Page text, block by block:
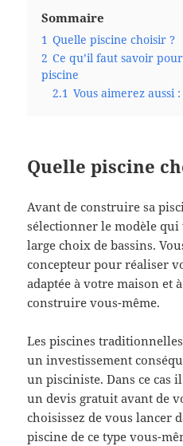
Sommaire
1 Quelle piscine choisir ?
2 Ce qu’il faut savoir
piscine
2.1 Vous aimerez aussi :
Quelle piscine
Avant de construire sa
sélectionner le modèle
large choix de bassins.
concepteur pour réaliser
adaptée à votre maison et
construire vous-même.
Les piscines
un investissement
un pisciniste. Dans ce cas
un devis gratuit avant de
choisissez de vous lancer
piscine de ce type vous-